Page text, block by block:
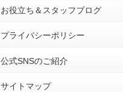
お役立ち＆スタッフブログ
プライバシーポリシー
公式SNSのご紹介
サイトマップ